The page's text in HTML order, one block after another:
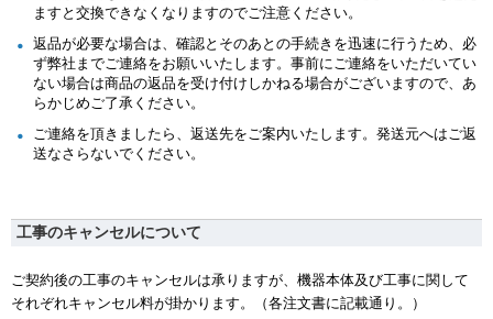
ますと交換できなくなりますのでご注意ください。
返品が必要な場合は、確認とそのあとの手続きを迅速に行うため、必
ず弊社までご連絡をお願いいたします。事前にご連絡をいただいてい
ない場合は商品の返品を受け付けしかねる場合がございますので、あ
らかじめご了承ください。
ご連絡を頂きましたら、返送先をご案内いたします。発送元へはご返
送なさらないでください。
工事のキャンセルについて
ご契約後の工事のキャンセルは承りますが、機器本体及び工事に関して
それぞれキャンセル料が掛かります。（各注文書に記載通り。）